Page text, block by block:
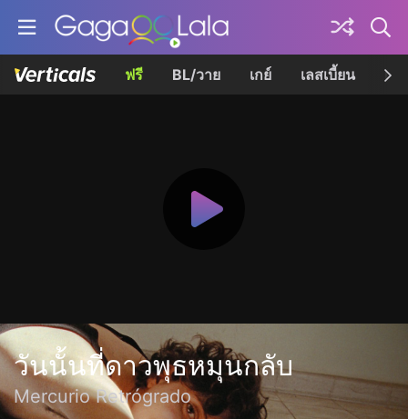
ฟรี BL/วาย เกย์ เลสเบี้ยน เค
วันนั้นที่ดาวพุธหมุนกลับ
Mercurio Retrógrado